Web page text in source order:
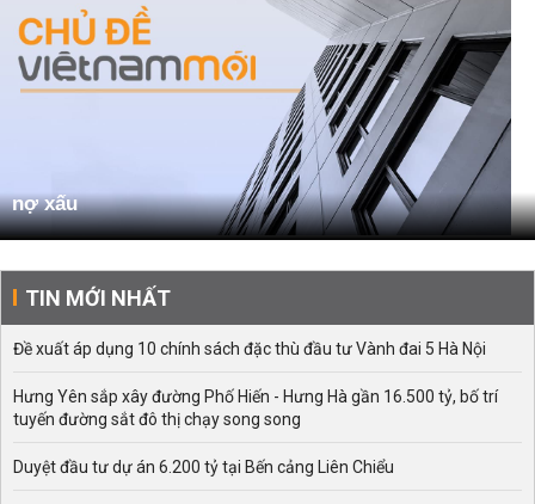
nợ xấu
TIN MỚI NHẤT
Đề xuất áp dụng 10 chính sách đặc thù đầu tư Vành đai 5 Hà Nội
Hưng Yên sắp xây đường Phố Hiến - Hưng Hà gần 16.500 tỷ, bố trí
tuyến đường sắt đô thị chạy song song
Duyệt đầu tư dự án 6.200 tỷ tại Bến cảng Liên Chiểu